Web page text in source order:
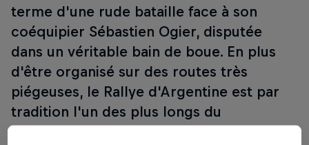
terme d'une rude bataille face à son
coéquipier Sébastien Ogier, disputée
dans un véritable bain de boue. En plus
d'être organisé sur des routes très
piégeuses, le Rallye d'Argentine est par
tradition l'un des plus longs du